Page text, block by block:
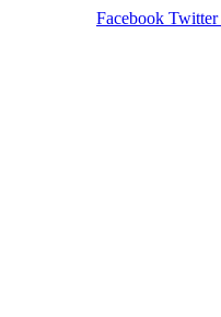
Facebook Twitter